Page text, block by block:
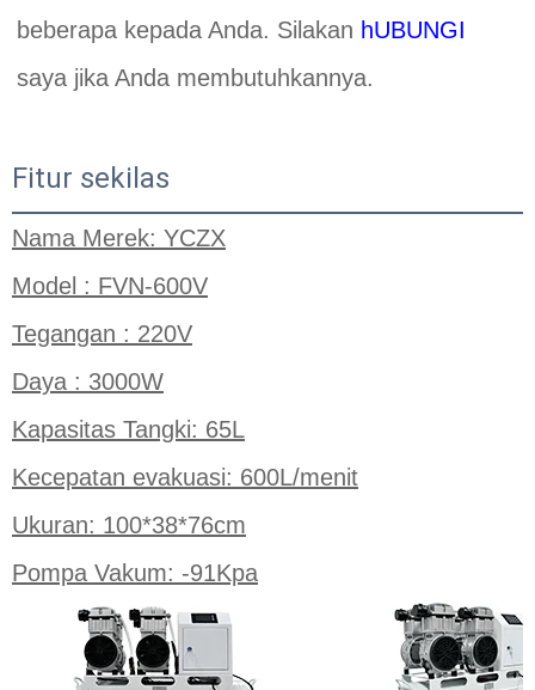
beberapa kepada Anda. Silakan
saya jika Anda membutuhkannya.
Fitur sekilas
Nama Merek: YCZX
Model : FVN-600V
Tegangan : 220V
Daya : 3000W
Kapasitas Tangki: 65L
Kecepatan evakuasi: 600L/menit
Ukuran: 100*38*76cm
Pompa Vakum: -91Kpa